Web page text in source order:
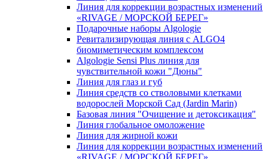
Линия для коррекции возрастных изменений
«RIVAGE / МОРСКОЙ БЕРЕГ»
Подарочные наборы Algologie
Ревитализирующая линия с ALGO4
биомиметическим комплексом
Algologie Sensi Plus линия для
чувcтвительной кожи "Дюны"
Линия для глаз и губ
Линия средств со стволовыми клетками
водорослей Морской Сад (Jardin Marin)
Базовая линия "Очищение и детоксикация"
Линия глобальное омоложение
Линия для жирной кожи
Линия для коррекции возрастных изменений
«RIVAGE / МОРСКОЙ БЕРЕГ»